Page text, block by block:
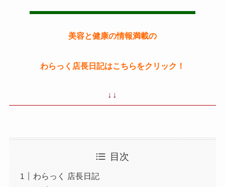
美容と健康の情報満載の
わらっく店長日記はこちらをクリック！
↓↓
目次
わらっく 店長日記